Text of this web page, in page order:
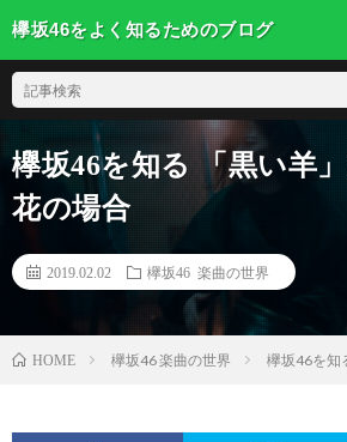
欅坂46をよく知るためのブログ
欅坂46を知る 「黒い羊
花の場合
2019.02.02 欅坂46 楽曲の世界
HOME 欅坂46 楽曲の世界 欅坂46を知